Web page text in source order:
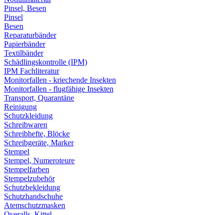
Pinsel, Besen
Pinsel
Besen
Reparaturbänder
Papierbänder
Textilbänder
Schädlingskontrolle (IPM)
IPM Fachliteratur
Monitorfallen - kriechende Insekten
Monitorfallen - flugfähige Insekten
Transport, Quarantäne
Reinigung
Schutzkleidung
Schreibwaren
Schreibhefte, Blöcke
Schreibgeräte, Marker
Stempel
Stempel, Numeroteure
Stempelfarben
Stempelzubehör
Schutzbekleidung
Schutzhandschuhe
Atemschutzmasken